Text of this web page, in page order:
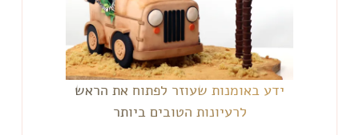
ידע באומנות שעוזר לפתוח את הראש
לרעיונות הטובים ביותר